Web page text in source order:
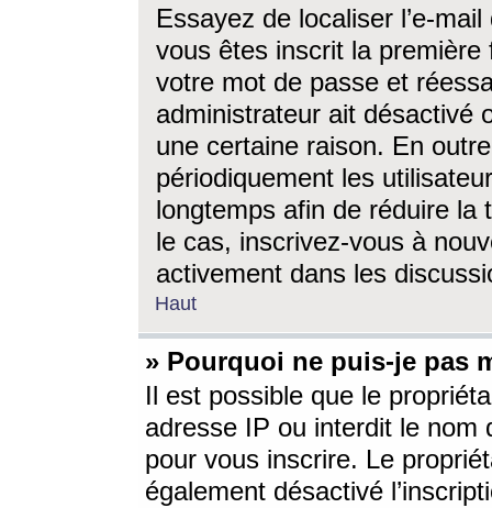
Essayez de localiser l’e-
vous êtes inscrit la première
votre mot de passe et
administrateur ait désactivé
une certaine raison. En
périodiquement les
longtemps afin de réduire la
le cas, inscrivez-vous à
activement dans les
Haut
» Pourquoi ne puis-je pas
Il est possible que le
adresse IP ou interdit le nom
pour vous inscrire. Le
également désactivé